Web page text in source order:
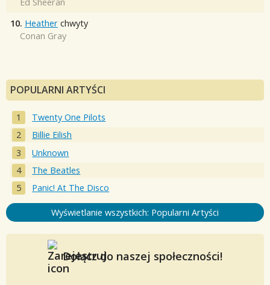
10. Heather chwyty
Conan Gray
POPULARNI ARTYŚCI
Twenty One Pilots
Billie Eilish
Unknown
The Beatles
Panic! At The Disco
Wyświetlanie wszystkich: Popularni Artyści
Dołącz do naszej społeczności!